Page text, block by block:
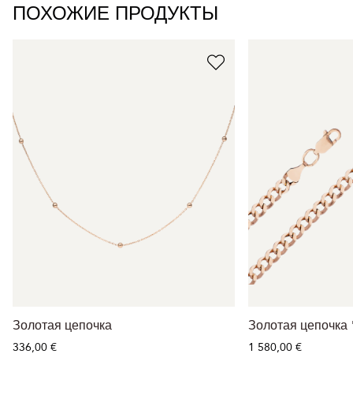
ПОХОЖИЕ ПРОДУКТЫ
Золотая цепочка
336,00 €
Золотая
1 580,00 €